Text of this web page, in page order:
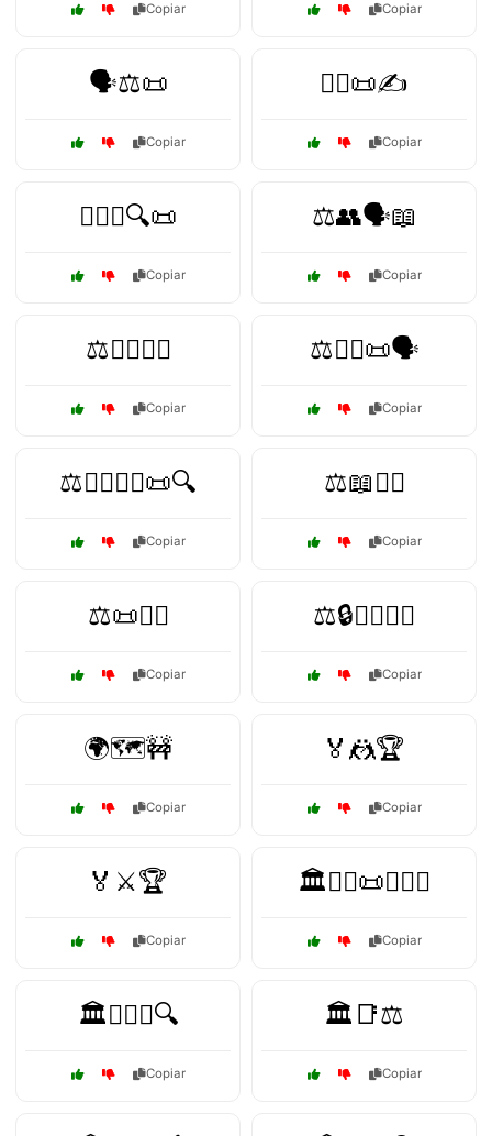
Copiar Copiar
🗣️⚖️📜
Copiar
🧑‍⚖️📜✍️
Copiar
🧑‍⚖️⚖️🔍📜
Copiar
⚖️👥🗣️📖
Copiar
⚖️👨‍⚖️👩‍⚖️
Copiar
⚖️👨‍⚖️📜🗣️
Copiar
⚖️👨‍⚖️🧑‍⚖️📜🔍
Copiar
⚖️📖👩‍⚖️
Copiar
⚖️📜🕵️‍♀️
Copiar
⚖️🔒🧑‍⚖️👩‍⚖️
Copiar
🌍🗺️🚧
Copiar
🏅🤼🏆
Copiar
🏅⚔️🏆
Copiar
🏛️👨‍⚖️📜🕵️‍♀️⚖️
Copiar
🏛️👨‍⚖️⚖️🔍
Copiar
🏛️📑⚖️
Copiar